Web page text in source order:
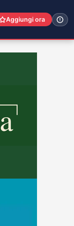
Aggiungi ora